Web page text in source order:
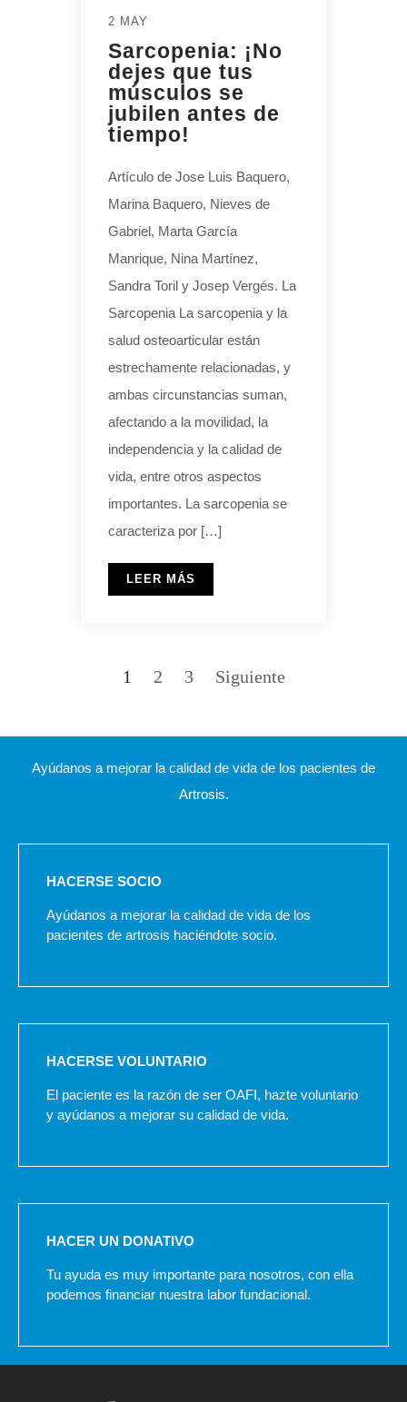
2 MAY
Sarcopenia: ¡No
dejes que tus
músculos se
jubilen antes de
tiempo!
Artículo de Jose Luis Baquero,
Marina Baquero, Nieves de
Gabriel, Marta García
Manrique, Nina Martínez,
Sandra Toril y Josep Vergés. La
Sarcopenia La sarcopenia y la
salud osteoarticular están
estrechamente relacionadas, y
ambas circunstancias suman,
afectando a la movilidad, la
independencia y la calidad de
vida, entre otros aspectos
importantes. La sarcopenia se
caracteriza por […]
LEER MÁS
1 2 3 Siguiente
Ayúdanos a mejorar la calidad de vida de los pacientes de
Artrosis.
HACERSE SOCIO
Ayúdanos a mejorar la calidad de vida de los
pacientes de artrosis haciéndote socio.
HACERSE VOLUNTARIO
El paciente es la razón de ser OAFI, hazte voluntario
y ayúdanos a mejorar su calidad de vida.
HACER UN DONATIVO
Tu ayuda es muy importante para nosotros, con ella
podemos financiar nuestra labor fundacional.